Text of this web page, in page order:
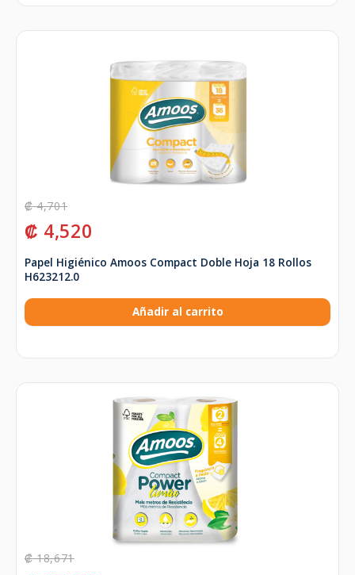
₡4,701
₡ 4,520
Papel Higiénico Amoos Compact Doble Hoja 18 Rollos
H623212.0
Añadir al carrito
₡18,671